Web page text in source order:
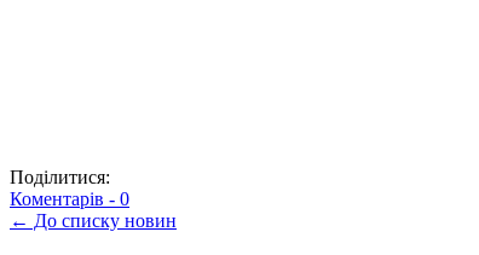
Поділитися:
Коментарів - 0
← До списку новин